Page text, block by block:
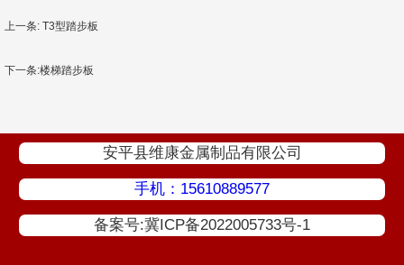
上一条: T3型踏步板
下一条:楼梯踏步板
安平县维康金属制品有限公司
手机：15610889577
备案号:冀ICP备2022005733号-1